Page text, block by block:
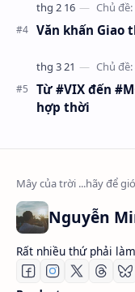
Văn khấn Giao
Từ #VIX đến
hợp thời
Rất nhiều thứ phải